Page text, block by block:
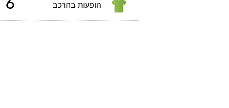
הופעות בהרכב 6